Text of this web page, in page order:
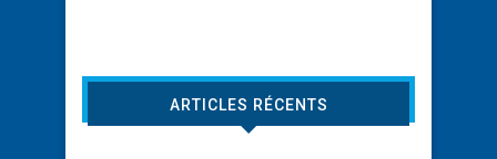
ARTICLES RÉCENTS